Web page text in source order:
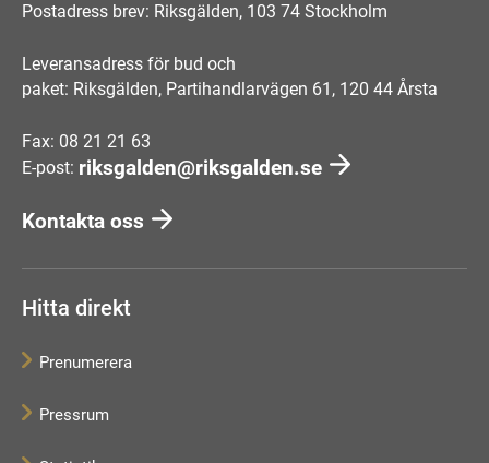
Postadress brev: Riksgälden, 103 74 Stockholm
Leveransadress för bud och
paket: Riksgälden, Partihandlarvägen 61, 120 44 Årsta
Fax: 08 21 21 63
E-post: riksgalden@riksgalden.se
Kontakta oss
Hitta direkt
Prenumerera
Pressrum